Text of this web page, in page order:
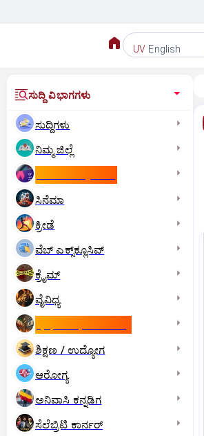
UV English
ಸುದ್ದಿ ವಿಭಾಗಗಳು
ಸುದ್ದಿಗಳು
ನಿಮ್ಮ ಜಿಲ್ಲೆ
ಸಿನೆಮಾ
ಕ್ರೀಡೆ
ವೆಬ್ ಎಕ್ಸ್‌ಕ್ಲೂಸಿವ್
ಕ್ರೈಮ್
ವೈವಿಧ್ಯ
ಶಿಕ್ಷಣ / ಉದ್ಯೋಗ
ಆರೋಗ್ಯ
ಅನಿವಾಸಿ ಕನ್ನಡಿಗ
ಸೆಲೆಬ್ರಿಟಿ ಕಾರ್ನರ್‌